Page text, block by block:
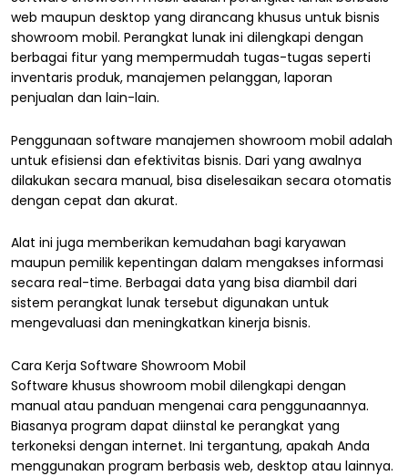
web maupun desktop yang dirancang khusus untuk bisnis
showroom mobil. Perangkat lunak ini dilengkapi dengan
berbagai fitur yang mempermudah tugas-tugas seperti
inventaris produk, manajemen pelanggan, laporan
penjualan dan lain-lain.
Penggunaan software manajemen showroom mobil adalah
untuk efisiensi dan efektivitas bisnis. Dari yang awalnya
dilakukan secara manual, bisa diselesaikan secara otomatis
dengan cepat dan akurat.
Alat ini juga memberikan kemudahan bagi karyawan
maupun pemilik kepentingan dalam mengakses informasi
secara real-time. Berbagai data yang bisa diambil dari
sistem perangkat lunak tersebut digunakan untuk
mengevaluasi dan meningkatkan kinerja bisnis.
Cara Kerja Software Showroom Mobil
Software khusus showroom mobil dilengkapi dengan
manual atau panduan mengenai cara penggunaannya.
Biasanya program dapat diinstal ke perangkat yang
terkoneksi dengan internet. Ini tergantung, apakah Anda
menggunakan program berbasis web, desktop atau lainnya.